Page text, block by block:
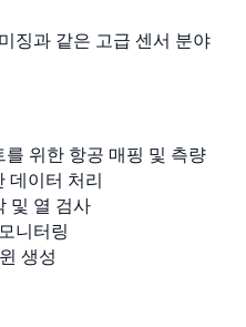
징과 같은 고급 센서 분야
위한 항공 매핑 및 측량
데이터 처리
및 열 검사
니터링
생성